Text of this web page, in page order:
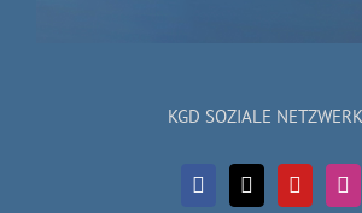
KGD SOZIALE